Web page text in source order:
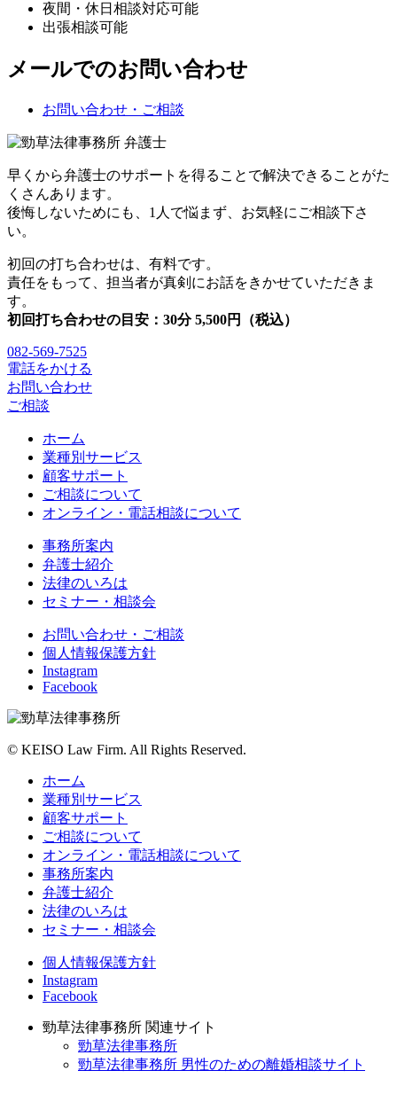
夜間・休日相談対応可能
出張相談可能
メールでのお問い合わせ
お問い合わせ・ご相談
早くから弁護士のサポートを得ることで解決できることがた
くさんあります。
後悔しないためにも、1人で悩まず、お気軽にご相談下さ
い。
初回の打ち合わせは、有料です。
責任をもって、担当者が真剣にお話をきかせていただきま
す。
初回打ち合わせの目安：30分 5,500円（税込）
082-569-7525
電話をかける
お問い合わせ
ご相談
ホーム
業種別サービス
顧客サポート
ご相談について
オンライン・電話相談について
事務所案内
弁護士紹介
法律のいろは
セミナー・相談会
お問い合わせ・ご相談
個人情報保護方針
Instagram
Facebook
© KEISO Law Firm. All Rights Reserved.
ホーム
業種別サービス
顧客サポート
ご相談について
オンライン・電話相談について
事務所案内
弁護士紹介
法律のいろは
セミナー・相談会
個人情報保護方針
Instagram
Facebook
勁草法律事務所 関連サイト
勁草法律事務所
勁草法律事務所 男性のための離婚相談サイト